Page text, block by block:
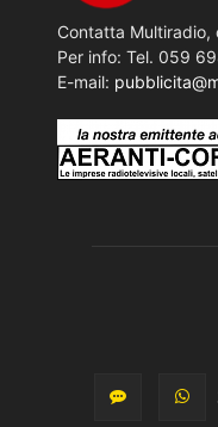
Contatta Multiradio,
Per info: Tel. 059
E-mail: